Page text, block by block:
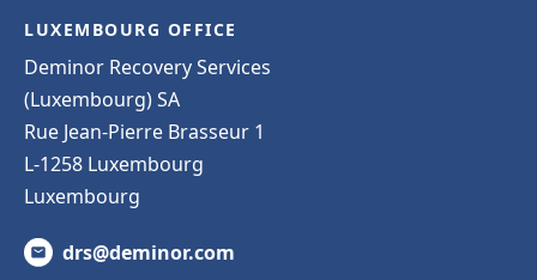
LUXEMBOURG OFFICE
Deminor Recovery Services
(Luxembourg) SA
Rue Jean-Pierre Brasseur 1
L-1258 Luxembourg
Luxembourg
drs@deminor.com